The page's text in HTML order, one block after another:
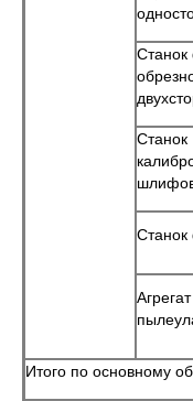
Станок
Агрегат
Итого по основному